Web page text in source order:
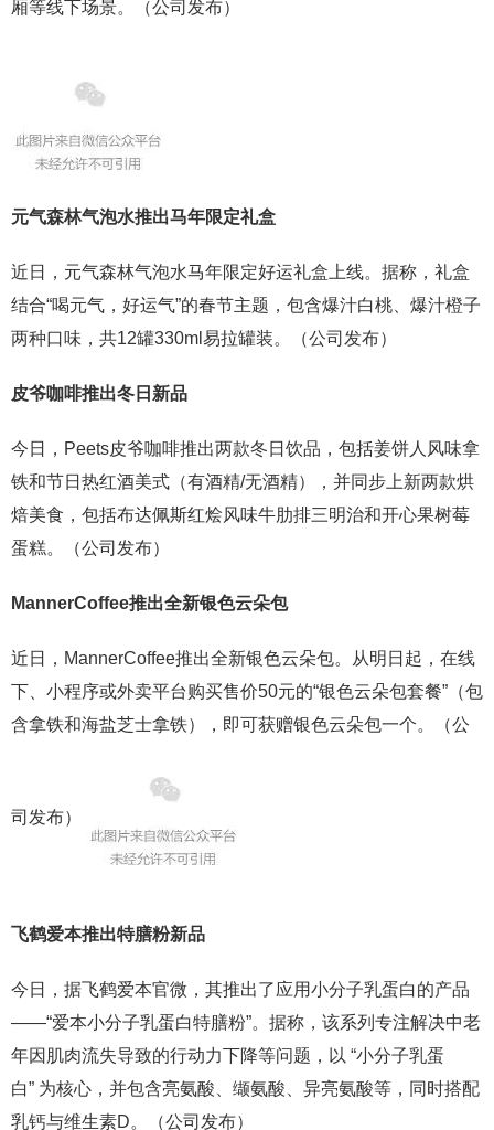
厢等线下场景。（公司发布）
元气森林气泡水推出马年限定礼盒
近日，元气森林气泡水马年限定好运礼盒上线。据称，礼盒
结合“喝元气，好运气”的春节主题，包含爆汁白桃、爆汁橙子
两种口味，共12罐330ml易拉罐装。（公司发布）
皮爷咖啡推出冬日新品
今日，Peets皮爷咖啡推出两款冬日饮品，包括姜饼人风味拿
铁和节日热红酒美式（有酒精/无酒精），并同步上新两款烘
焙美食，包括布达佩斯红烩风味牛肋排三明治和开心果树莓
蛋糕。（公司发布）
MannerCoffee推出全新银色云朵包
近日，MannerCoffee推出全新银色云朵包。从明日起，在线
下、小程序或外卖平台购买售价50元的“银色云朵包套餐”（包
含拿铁和海盐芝士拿铁），即可获赠银色云朵包一个。（公
司发布）
飞鹤爱本推出特膳粉新品
今日，据飞鹤爱本官微，其推出了应用小分子乳蛋白的产品
——“爱本小分子乳蛋白特膳粉”。据称，该系列专注解决中老
年因肌肉流失导致的行动力下降等问题，以 “小分子乳蛋
白” 为核心，并包含亮氨酸、缬氨酸、异亮氨酸等，同时搭配
乳钙与维生素D。（公司发布）